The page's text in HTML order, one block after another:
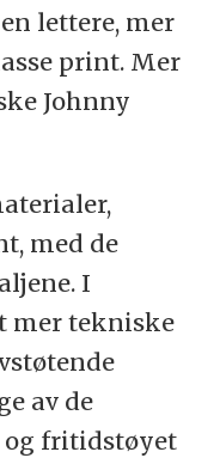
lettere, mer
print. Mer
Johnny
med de
I
mer tekniske
av de
og fritidstøyet